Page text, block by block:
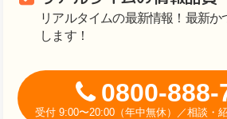
リアルタイムの最新情報！最新
します！
0800-888-
受付 9:00〜20:00（年中無休）／相談・